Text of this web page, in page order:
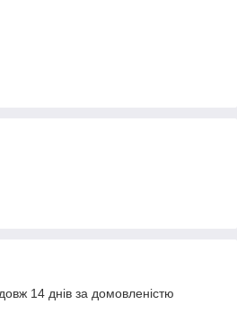
14 днів за домовленістю